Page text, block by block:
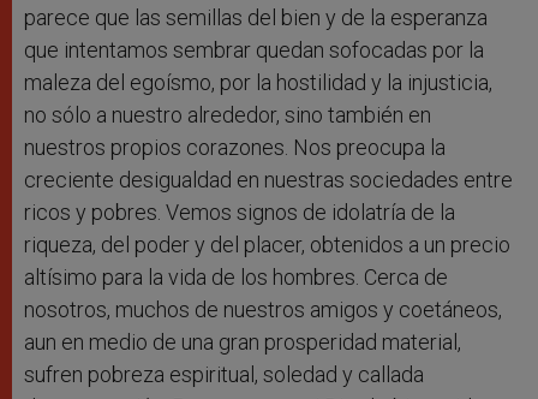
parece que las semillas del bien y de la esperanza
que intentamos sembrar quedan sofocadas por la
maleza del egoísmo, por la hostilidad y la injusticia,
no sólo a nuestro alrededor, sino también en
nuestros propios corazones. Nos preocupa la
creciente desigualdad en nuestras sociedades entre
ricos y pobres. Vemos signos de idolatría de la
riqueza, del poder y del placer, obtenidos a un precio
altísimo para la vida de los hombres. Cerca de
nosotros, muchos de nuestros amigos y coetáneos,
aun en medio de una gran prosperidad material,
sufren pobreza espiritual, soledad y callada